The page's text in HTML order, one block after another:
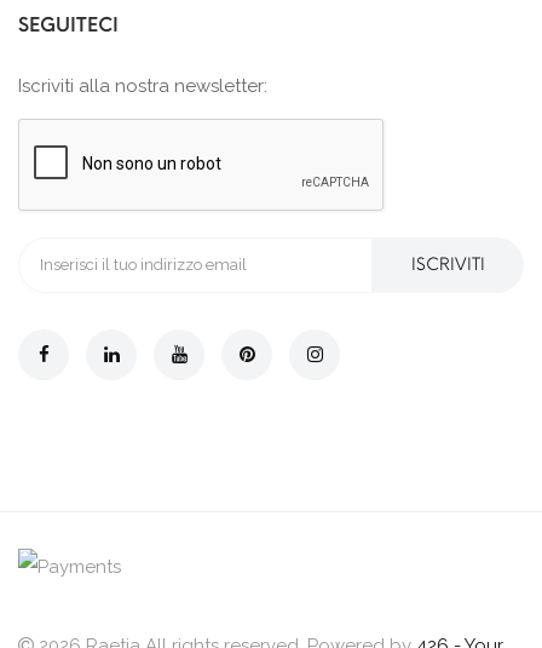
SEGUITECI
Iscriviti alla nostra newsletter:
ISCRIVITI